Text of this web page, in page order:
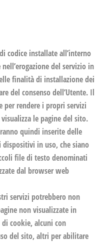
codice installate all’interno
del servizio in
finalità di installazione dei
del consenso dell’Utente. Il
per rendere i propri servizi
le pagine del sito.
quindi inserite delle
in uso, che siano
file di testo denominati
dal browser web
servizi potrebbero non
non visualizzate in
cookie, alcuni con
del sito, altri per abilitare